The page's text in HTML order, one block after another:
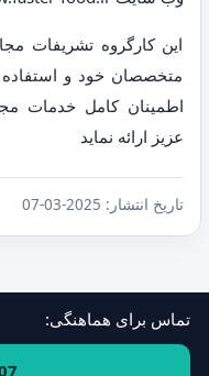
این کارگروه تشریفات
متخصصان خود و استفاده
اطمینان کامل خدمات
عزیز ارائه نماید
تاریخ انتشار: 2025-03-07
تماس برای هماهنگی:
·